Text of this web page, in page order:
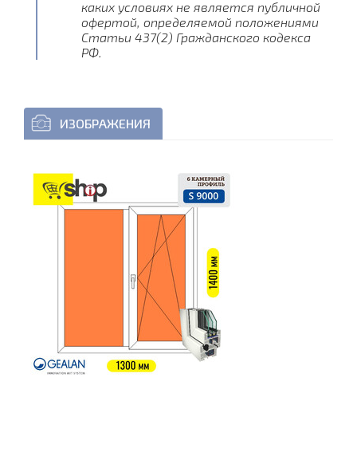
каких условиях не является публичной
офертой, определяемой положениями
Статьи 437(2) Гражданского кодекса
РФ.
ИЗОБРАЖЕНИЯ